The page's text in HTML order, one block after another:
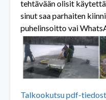
tehtävään olisit
sinut saa parhaiten
puhelinsoitto vai
Talkookutsu pdf-